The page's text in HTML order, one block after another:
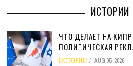
ИСТОРИИ
ЧТО ДЕЛАЕТ НА
ПОЛИТИЧЕСКАЯ
ИСТОРИИ AUG 05, 2026